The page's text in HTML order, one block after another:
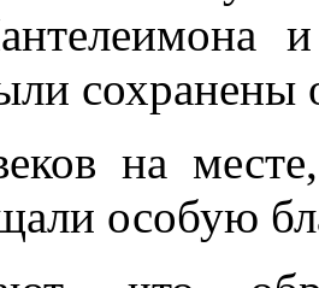
сохранены
на
особую